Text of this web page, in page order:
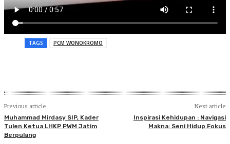
TAGS PCM WONOKROMO
Previous article
Muhammad Mirdasy SIP, Kader
Tulen Ketua LHKP PWM Jatim
Berpulang
Next article
Inspirasi Kehidupan : Navigasi
Makna: Seni Hidup Fokus